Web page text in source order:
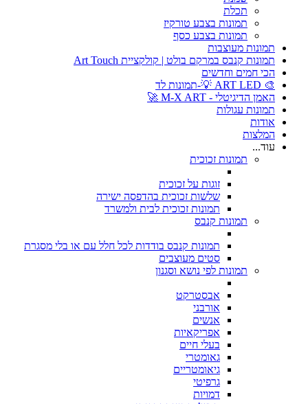
תכלת
תמונות בצבע טורקיז
תמונות בצבע כסף
תמונות מעוצבות
תמונות קנבס במרקם בולט | קולקציית Art Touch
הכי חמים וחדשים
🎨 ART LED 💡-תמונות לד
האמן הדיגיטלי - M-X ART 🚀
תמונות עגולות
אודות
המלצות
עוד...
תמונות זכוכית
זוגות על זכוכית
שלשות זכוכית בהדפסה ישירה
תמונות זכוכית לבית ולמשרד
תמונות קנבס
תמונות קנבס בודדות לכל חלל עם או בלי מסגרת
סטים מעוצבים
תמונות לפי נושא וסגנון
אבסטרקט
אורבני
אנשים
אפריקאיות
בעלי חיים
גאומטרי
גיאומטריים
גרפיטי
דמויות